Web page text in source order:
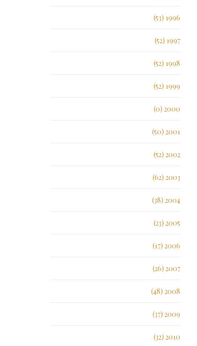
1996 (53)
1997 (52)
1998 (52)
1999 (52)
2000 (0)
2001 (50)
2002 (52)
2003 (62)
2004 (38)
2005 (23)
2006 (17)
2007 (26)
2008 (48)
2009 (37)
2010 (32)